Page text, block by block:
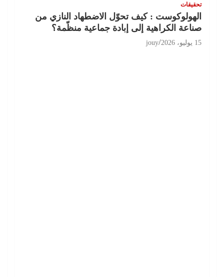
تحقيقات
الهولوكوست : كيف تحوّل الاضطهاد النازي من
صناعة الكراهية إلى إبادة جماعية منظّمة؟
15 يوليو، 2026 jouy